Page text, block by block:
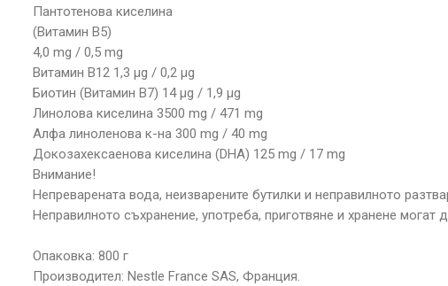
Пантотенова киселина
(Витамин В5)
4,0 mg / 0,5 mg
Витамин В12 1,3 μg / 0,2 μg
Биотин (Витамин В7) 14 μg / 1,9 μg
Линолова киселина 3500 mg / 471 mg
Алфа линоленова к-на 300 mg / 40 mg
Докозахексаенова киселина (DHA) 125 mg / 17 mg
Внимание!
Непреварената вода, неизварените бутилки и неправилното
Неправилното съхранение, употреба, приготвяне и хранене
Опаковка: 800 г
Производител: Nestle France SAS, Франция.